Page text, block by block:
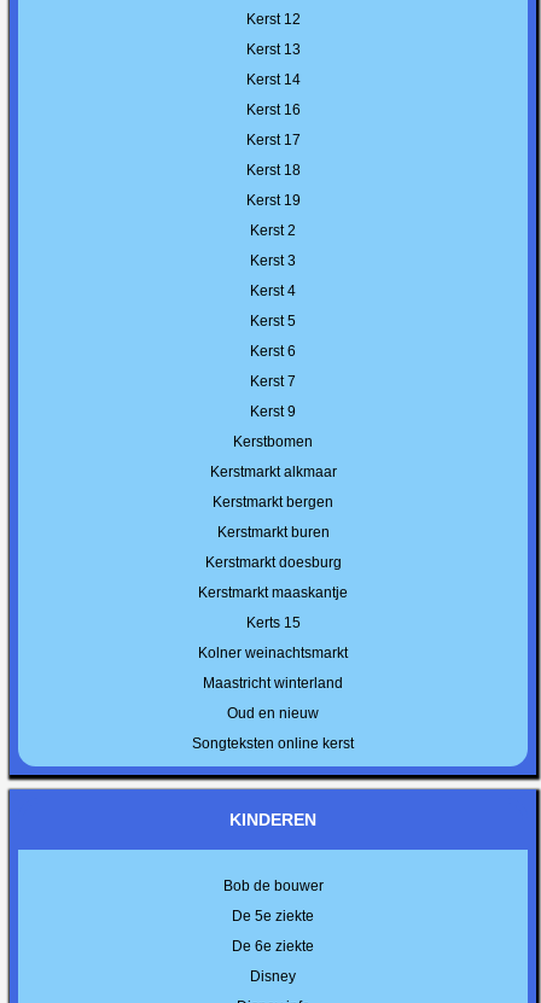
Kerst 12
Kerst 13
Kerst 14
Kerst 16
Kerst 17
Kerst 18
Kerst 19
Kerst 2
Kerst 3
Kerst 4
Kerst 5
Kerst 6
Kerst 7
Kerst 9
Kerstbomen
Kerstmarkt alkmaar
Kerstmarkt bergen
Kerstmarkt buren
Kerstmarkt doesburg
Kerstmarkt maaskantje
Kerts 15
Kolner weinachtsmarkt
Maastricht winterland
Oud en nieuw
Songteksten online kerst
KINDEREN
Bob de bouwer
De 5e ziekte
De 6e ziekte
Disney